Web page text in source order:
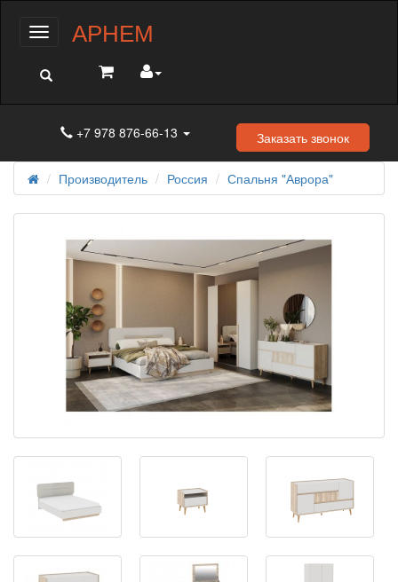
МенюАРНЕМ
+7 978 876-66-13 Заказать звонок
Производитель Россия Спальня "Аврора"